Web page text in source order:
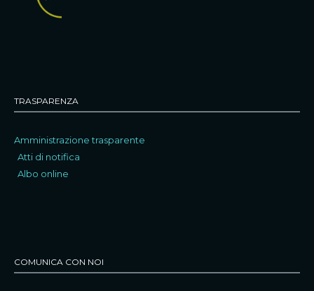
TRASPARENZA
Amministrazione trasparente
Atti di notifica
Albo online
COMUNICA CON NOI